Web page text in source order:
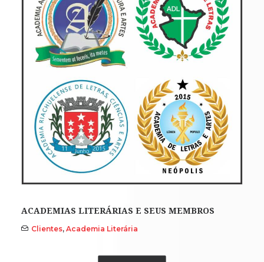
ACADEMIAS LITERÁRIAS E SEUS MEMBROS
Clientes, Academia Literária